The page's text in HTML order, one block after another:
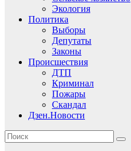
Экология
Политика
Выборы
Депутаты
Законы
Происшествия
ДТП
Криминал
Пожары
Скандал
Дзен.Новости